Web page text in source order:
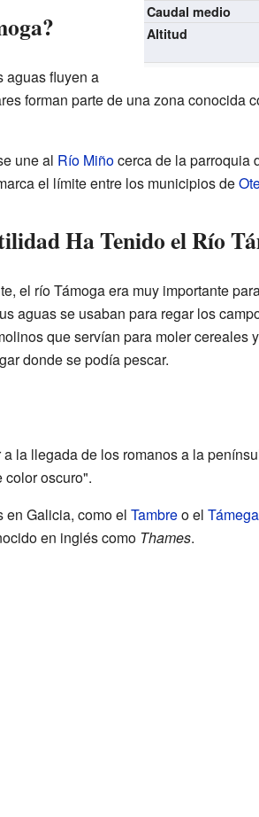
Caudal medio
Altitud
aguas fluyen a
forman parte de una zona conocida
une al Río Miñocerca de la parroquia
el límite entre los municipios de
Ha Tenido el Río
el río Támoga era muy importante
aguas se usaban para regar los
que servían para moler cereales
donde se podía pescar.
la llegada de los romanos a la
oscuro".
en Galicia, como el Tambreo el Támega
en inglés como Thames.